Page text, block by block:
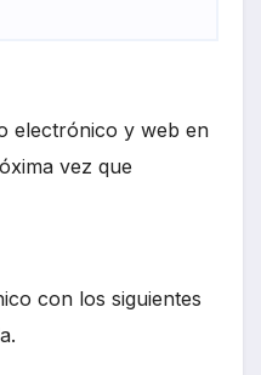
electrónico y web en
vez que
con los siguientes